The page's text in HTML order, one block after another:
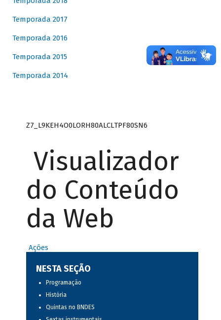
Temporada 2017
Temporada 2016
Temporada 2015
Temporada 2014
Z7_L9KEH4O0LORH80ALCLTPF80SN6
Visualizador
do Conteúdo
da Web
Ações
NESTA SEÇÃO
Programação
História
Quintas no BNDES